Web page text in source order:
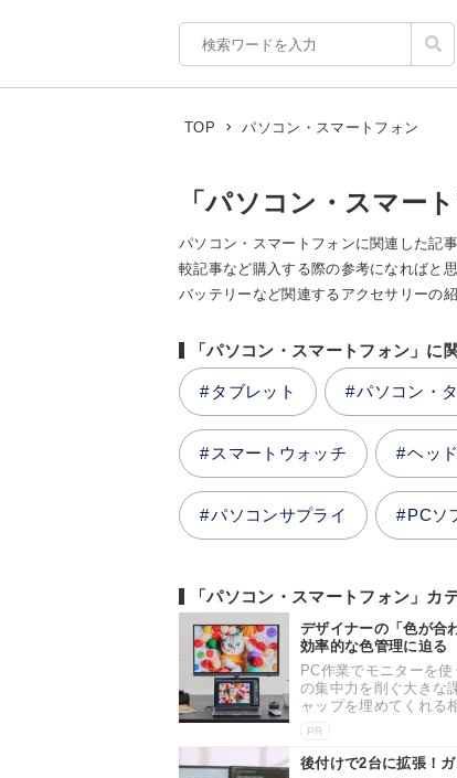
TOP パソコン・スマートフォン
「パソコン・スマー
パソコン・スマートフォンに関連した記
較記事など購入する際の参考になればと
バッテリーなど関連するアクセサリーの
「パソコン・スマートフォン」に
タブレット パソコン・
スマートウォッチ ヘッ
パソコンサプライ PCソ
「パソコン・スマートフォン」カ
デザイナーの「色が合
効率的な色管理に迫る
PC作業でモニターを
の集中力を削ぐ大きな
ャップを埋めてくれる
PR
後付けで2台に拡張！